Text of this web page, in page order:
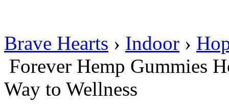
Brave Hearts › Indoor ›
Forever Hemp Gummies
Way to Wellness